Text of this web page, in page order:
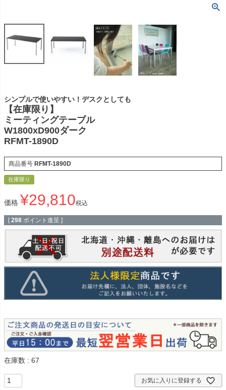
シンプルで使いやすい！デスクとしても
【在庫限り】
ミーティングテーブル
W1800xD900ダーク
RFMT-1890D
商品番号 RFMT-1890D
在庫限り
価格 ¥29,810税込
[ 298 ポイント進呈 ]
在庫数 67
お気に入りに登録する